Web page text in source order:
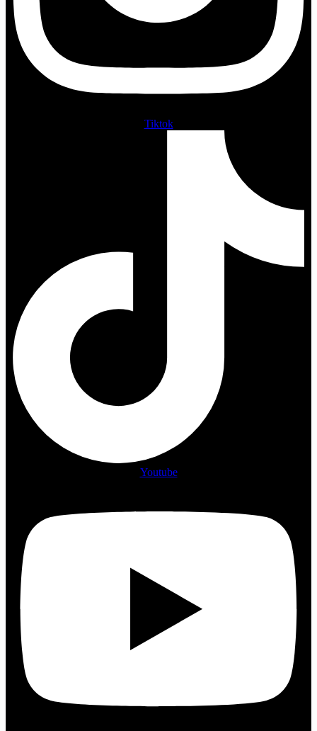
Tiktok
Youtube